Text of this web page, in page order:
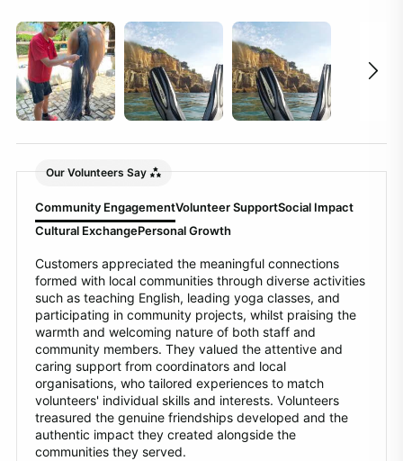
Our Volunteers Say
Community EngagementVolunteer SupportSocial Impact
Cultural ExchangePersonal Growth
Customers appreciated the meaningful connections
formed with local communities through diverse activities
such as teaching English, leading yoga classes, and
participating in community projects, whilst praising the
warmth and welcoming nature of both staff and
community members. They valued the attentive and
caring support from coordinators and local
organisations, who tailored experiences to match
volunteers' individual skills and interests. Volunteers
treasured the genuine friendships developed and the
authentic impact they created alongside the
communities they served.